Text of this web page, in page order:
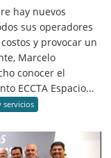
hay nuevos
sus operadores
y provocar un
Marcelo
conocer el
ECCTA Espacio...
servicios